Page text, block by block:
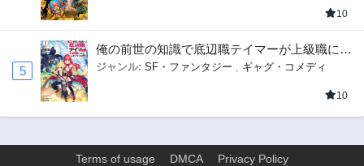
10
5
俺の前世の知識で底辺職テイマーが上級職にな
ってしまいそうな件
ジャンル: SF・ファンタジー , ギャグ・コメディ
10
Terms of usage DMCA Privacy Policy